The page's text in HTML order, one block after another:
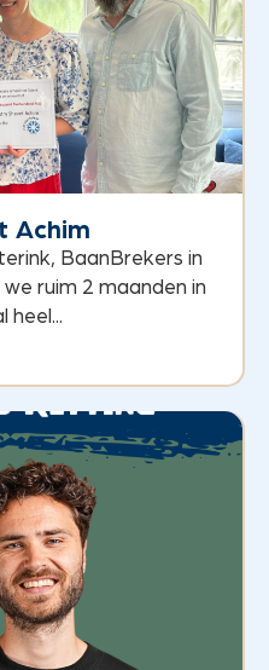
Achim
BaanBrekers in
ruim 2 maanden in
heel...